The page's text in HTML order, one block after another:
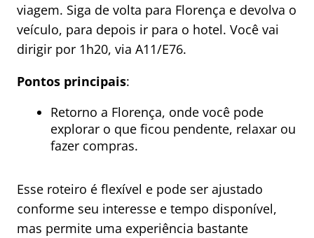
viagem. Siga de volta para Florença e devolva o
veículo, para depois ir para o hotel. Você vai
dirigir por 1h20, via A11/E76.
Pontos principais:
Retorno a Florença, onde você pode
explorar o que ficou pendente, relaxar ou
fazer compras.
Esse roteiro é flexível e pode ser ajustado
conforme seu interesse e tempo disponível,
mas permite uma experiência bastante